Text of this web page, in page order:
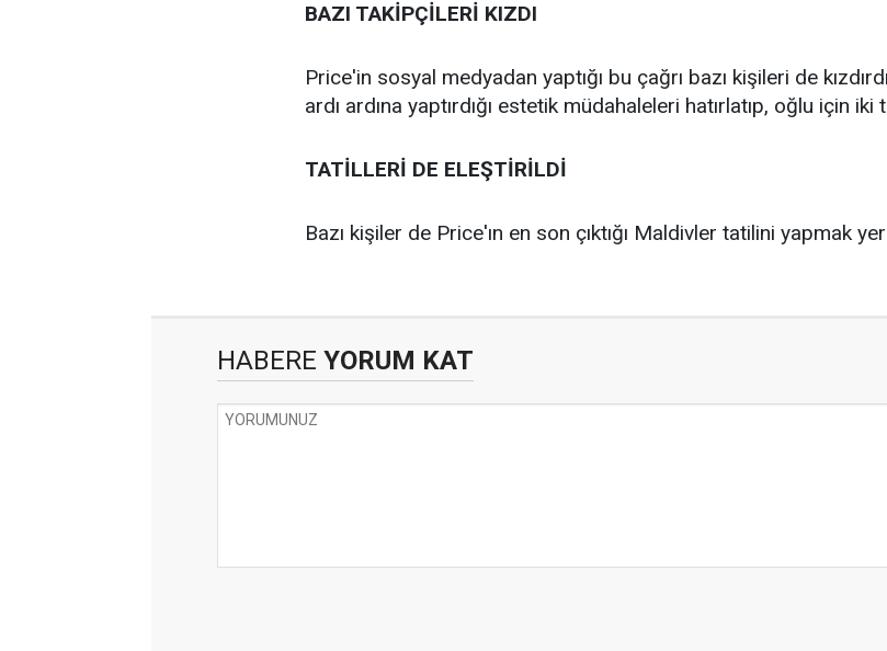
BAZI TAKİPÇİLERİ KIZDI
Price'in sosyal medyadan yaptığı bu çağrı bazı kişileri de
ardı ardına yaptırdığı estetik müdahaleleri hatırlatıp, oğlu için
TATİLLERİ DE ELEŞTİRİLDİ
Bazı kişiler de Price'ın en son çıktığı Maldivler tatilini yapmak
HABERE YORUM KAT